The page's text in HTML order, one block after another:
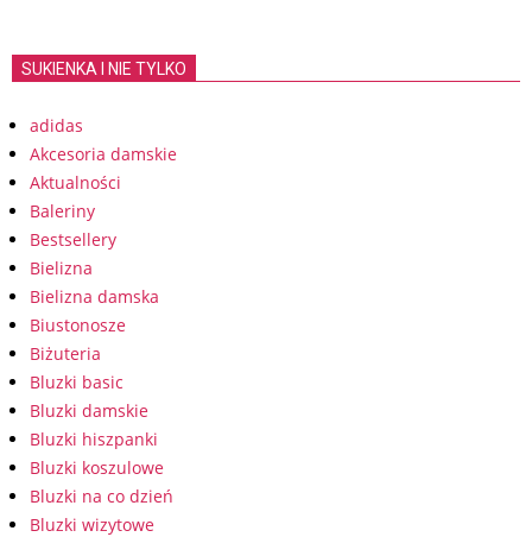
SUKIENKA I NIE TYLKO
adidas
Akcesoria damskie
Aktualności
Baleriny
Bestsellery
Bielizna
Bielizna damska
Biustonosze
Biżuteria
Bluzki basic
Bluzki damskie
Bluzki hiszpanki
Bluzki koszulowe
Bluzki na co dzień
Bluzki wizytowe